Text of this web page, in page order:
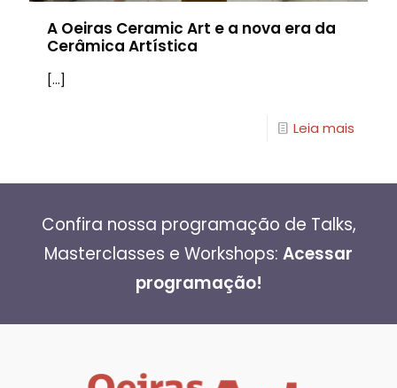
A Oeiras Ceramic Art e a nova era da
Cerâmica Artística
[…]
Leia mais
Confira nossa programação de Talks,
Masterclasses e Workshops: Acessar
programação!